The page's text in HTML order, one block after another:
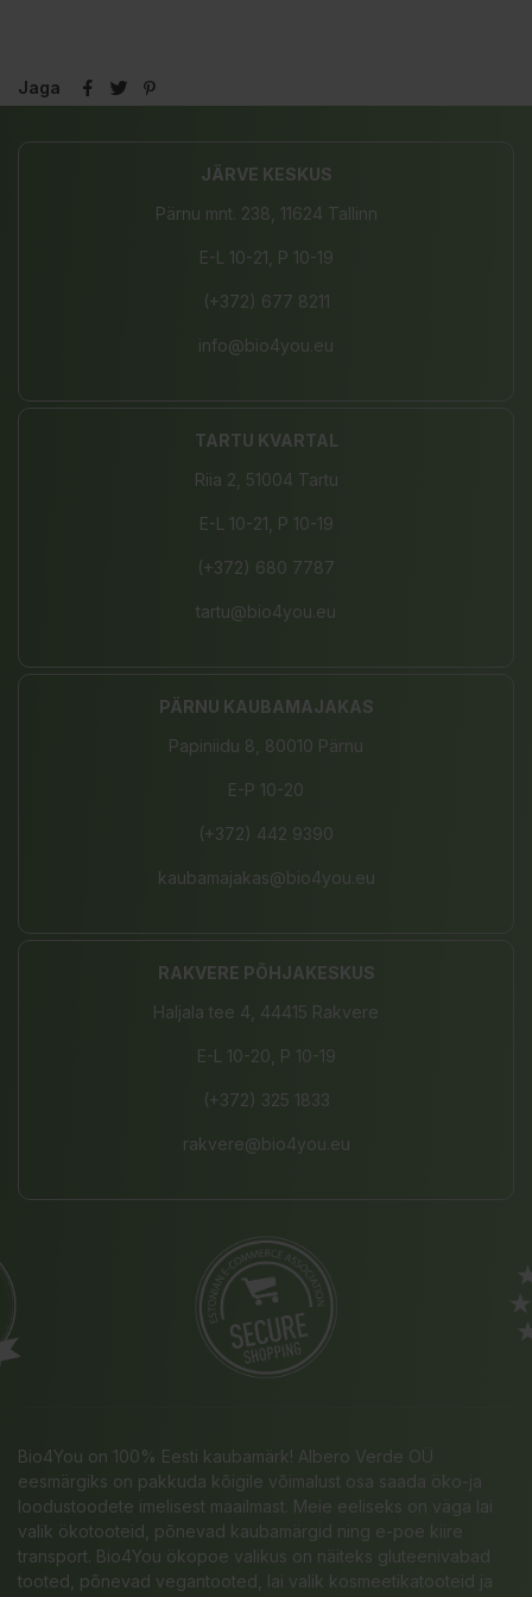
Jaga
JÄRVE KESKUS
Pärnu mnt. 238, 11624 Tallinn
E-L 10-21, P 10-19
(+372) 677 8211
info@bio4you.eu
TARTU KVARTAL
Riia 2, 51004 Tartu
E-L 10-21, P 10-19
(+372) 680 7787
tartu@bio4you.eu
PÄRNU KAUBAMAJAKAS
Papiniidu 8, 80010 Pärnu
E-P 10-20
(+372) 442 9390
kaubamajakas@bio4you.eu
RAKVERE PÕHJAKESKUS
Haljala tee 4, 44415 Rakvere
E-L 10-20, P 10-19
(+372) 325 1833
rakvere@bio4you.eu
Bio4You on 100% Eesti kaubamärk! Albero Verde OÜ
eesmärgiks on pakkuda kõigile võimalust osa saada öko-ja
loodustoodete imelisest maailmast. Meie eeliseks on väga lai
valik ökotooteid, põnevad kaubamärgid ning e-poe kiire
transport. Bio4You ökopoe valikus on näiteks gluteenivabad
tooted, põnevad vegantooted, lai valik kosmeetikatooteid ja